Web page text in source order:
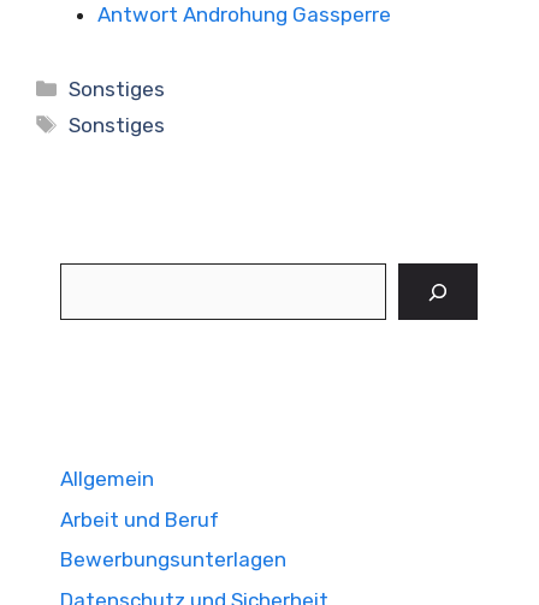
Antwort Androhung Gassperre
Kategorien
Sonstiges
Schlagwörter
Sonstiges
Allgemein
Arbeit und Beruf
Bewerbungsunterlagen
Datenschutz und Sicherheit